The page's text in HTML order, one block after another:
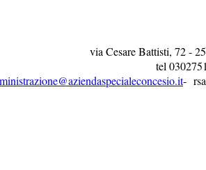
via Cesare Battisti, 72 -
tel
-